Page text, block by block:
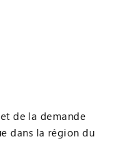
de la demande
dans la région du